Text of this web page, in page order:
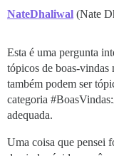
NateDhaliwal (Nate
Esta é uma pergunta
tópicos de boas-vindas
também podem ser
categoria
adequada.
Uma coisa que pensei